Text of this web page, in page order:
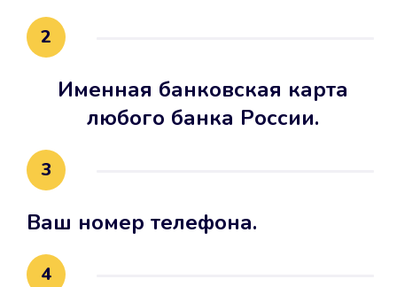
2
Именная банковская карта
любого банка России.
3
Ваш номер телефона.
4